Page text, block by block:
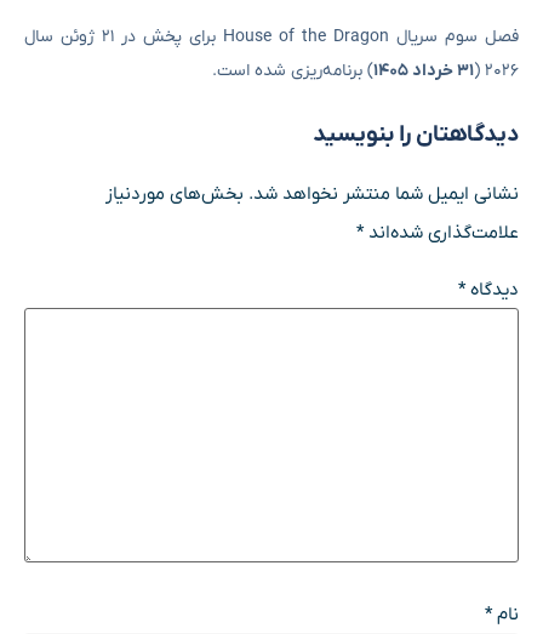
فصل سوم سریال House of the Dragon برای پخش در ۲۱ ژوئن سال
۲۰۲۶ ( ۳۱ خرداد ۱۴۰۵ ) برنامه‌ریزی شده است.
دیدگاهتان را بنویسید
نشانی ایمیل شما منتشر نخواهد شد. بخش‌های موردنیاز
علامت‌گذاری شده‌اند*
دیدگاه*
نام*